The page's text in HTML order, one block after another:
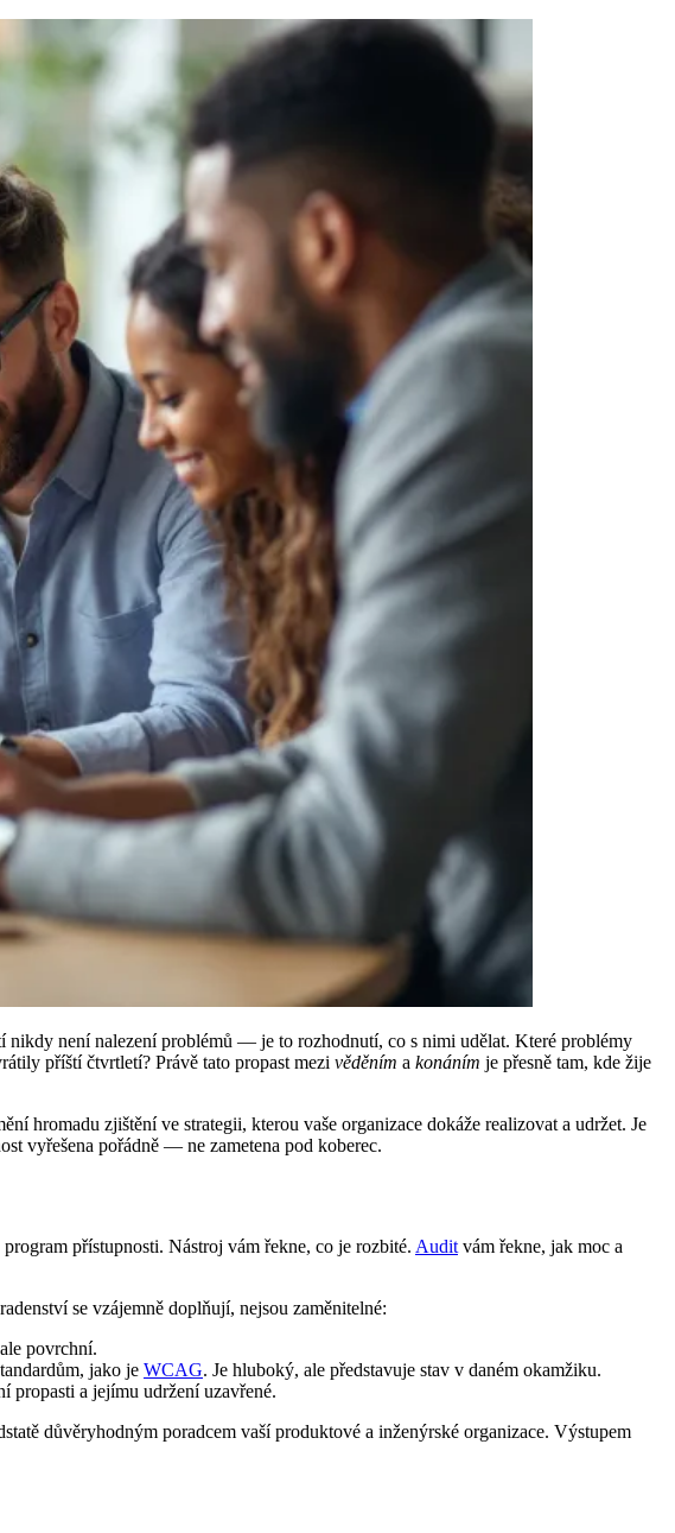
nikdy není nalezení problémů — je to rozhodnutí, co s nimi udělat. Které problémy
příští čtvrtletí? Právě tato propast mezi věděním a konáním je přesně tam, kde žije
hromadu zjištění ve strategii, kterou vaše organizace dokáže realizovat a udržet. Je
vyřešena pořádně — ne zametena pod koberec.
přístupnosti. Nástroj vám řekne, co je rozbité. Audit vám řekne, jak moc a
se vzájemně doplňují, nejsou zaměnitelné:
povrchní.
jako je WCAG. Je hluboký, ale představuje stav v daném okamžiku.
propasti a jejímu udržení uzavřené.
důvěryhodným poradcem vaší produktové a inženýrské organizace. Výstupem